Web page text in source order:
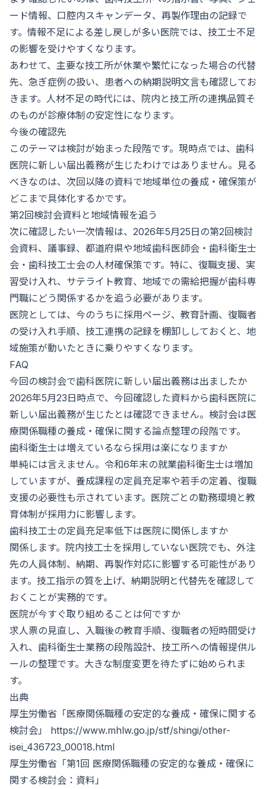
ード情報、口腔内スキャンデータ、再製作理由の記録で
す。情報不足による差し戻しが多い医院では、技工士不足
の影響を受けやすくなります。
あわせて、主要な技工所が休業や繁忙になった場合の代替
先、急ぎ症例の扱い、患者への納期説明文言も確認してお
きます。人材不足の時代には、院内と技工所の連携品質そ
のものが診療体制の安定性になります。
今後の確認先
このテーマは検討が始まった段階です。現時点では、歯科
医院に新しい届出義務が生じたわけではありません。見る
べきなのは、次回以降の資料で地域単位の養成・確保策が
どこまで具体化するかです。
第2回検討会資料と地域情報を追う
次に確認したい一次情報は、2026年5月25日の第2回検討
会資料、議事録、都道府県や地域歯科医師会・歯科衛生士
会・歯科技工士会の人材確保策です。特に、復職支援、実
習受け入れ、サテライト教育、地域での需給把握が歯科専
門職にどう関係するかを追う必要があります。
医院としては、今のうちに採用ページ、教育計画、復職者
の受け入れ手順、技工連携の記録を棚卸ししておくと、地
域施策が動いたときに乗りやすくなります。
FAQ
今回の検討会で歯科医院に新しい届出義務は出ましたか
2026年5月23日時点で、今回確認した資料から歯科医院に
新しい届出義務が生じたとは確認できません。検討会は医
療関係職種の養成・確保に関する論点整理の段階です。
歯科衛生士は増えているなら採用は楽になりますか
単純には言えません。令和6年末の就業歯科衛生士は増加
していますが、養成課程の定員充足率や若手の定着、復職
支援の必要性も示されています。医院ごとの勤務環境と教
育体制が採用力に影響します。
歯科技工士の定員充足率低下は医院に関係しますか
関係します。院内技工士を採用していない医院でも、外注
先の人員体制、納期、再製作対応に影響する可能性があり
ます。技工指示の質を上げ、納期説明と代替先を確認して
おくことが実務的です。
医院が今すぐ取り組めることは何ですか
求人票の見直し、入職後の教育手順、復職者の短時間受け
入れ、歯科衛生士業務の段階設計、技工所への情報提供ル
ールの整理です。大きな制度変更を待たずに始められま
す。
出典
厚生労働省「医療関係職種の安定的な養成・確保に関する
検討会」 https://www.mhlw.go.jp/stf/shingi/other-
isei_436723_00018.html
厚生労働省「第1回 医療関係職種の安定的な養成・確保に
関する検討会：資料」